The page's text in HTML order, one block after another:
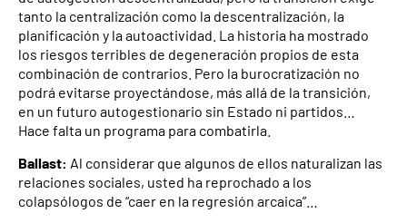
tanto la centralización como la descentralización, la
planificación y la autoactividad. La historia ha mostrado
los riesgos terribles de degeneración propios de esta
combinación de contrarios. Pero la burocratización no
podrá evitarse proyectándose, más allá de la transición,
en un futuro autogestionario sin Estado ni partidos…
Hace falta un programa para combatirla.
Ballast: Al considerar que algunos de ellos naturalizan las
relaciones sociales, usted ha reprochado a los
colapsólogos de “caer en la regresión arcaica”…